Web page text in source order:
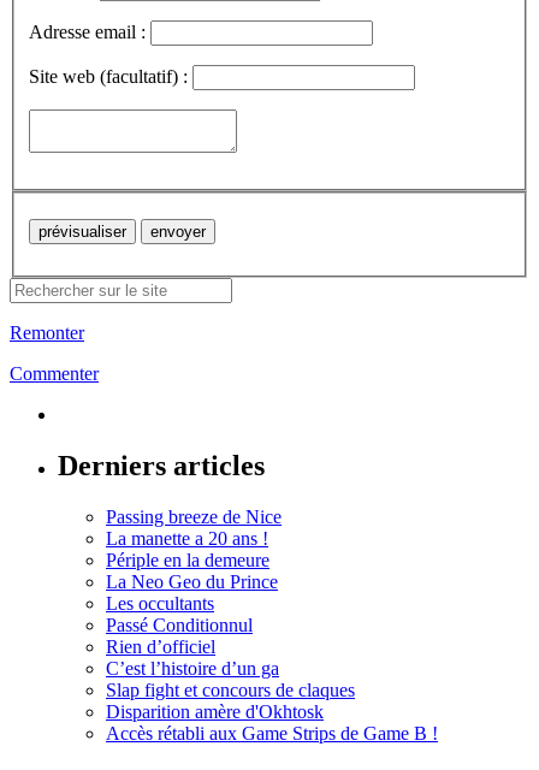
Adresse email :
Site web (facultatif) :
Remonter
Commenter
Derniers articles
Passing breeze de Nice
La manette a 20 ans !
Périple en la demeure
La Neo Geo du Prince
Les occultants
Passé Conditionnul
Rien d’officiel
C’est l’histoire d’un ga
Slap fight et concours de claques
Disparition amère d'Okhtosk
Accès rétabli aux Game Strips de Game B !